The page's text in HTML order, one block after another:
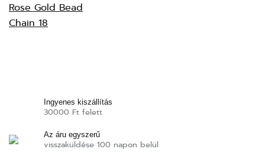
Ingyenes kiszállítás
30000 Ft felett
Az áru egyszerű
visszaküldése 100 napon belül